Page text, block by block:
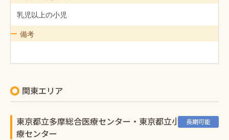
乳児以上の小児
備考
関東エリア
東京都立多摩総合医療センター・東京都立小児総合医
療センター
長期可能